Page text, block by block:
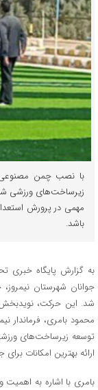
با نصب چمن مصنوعی
زیرساخت‌های ورزشی
مهمی در پرورش
باشد.
به گزارش پایگاه خبری
جوانان شهرستان
شد. این حرکت،
محمود بامری، فرماندار
توسعه زیرساخت‌های
ارائه بهترین امکانات
بامری با اشاره به